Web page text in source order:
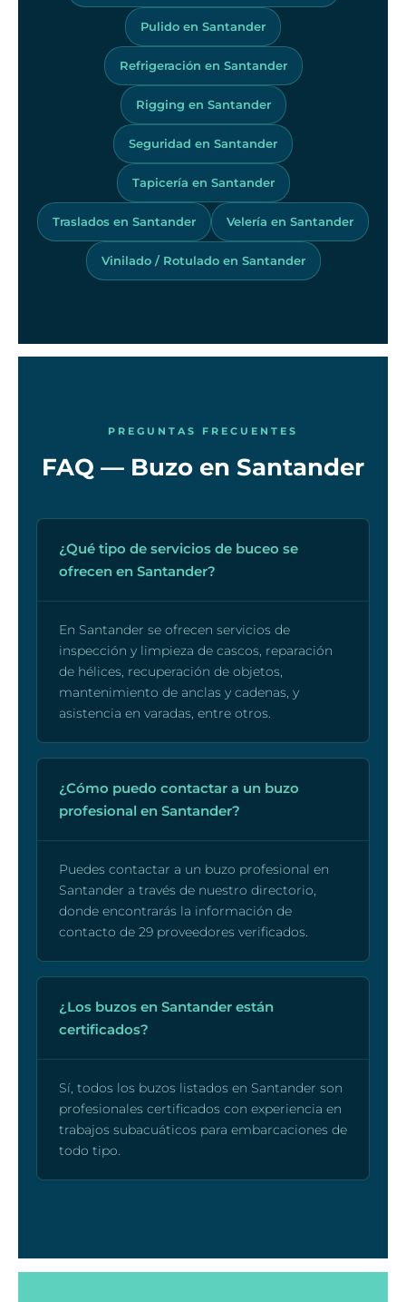
Pulido en Santander
Refrigeración en Santander
Rigging en Santander
Seguridad en Santander
Tapicería en Santander
Traslados en Santander Velería en Santander
Vinilado / Rotulado en Santander
PREGUNTAS FRECUENTES
FAQ — Buzo en Santander
¿Qué tipo de servicios de buceo se
ofrecen en Santander?
En Santander se ofrecen servicios de
inspección y limpieza de cascos, reparación
de hélices, recuperación de objetos,
mantenimiento de anclas y cadenas, y
asistencia en varadas, entre otros.
¿Cómo puedo contactar a un buzo
profesional en Santander?
Puedes contactar a un buzo profesional en
Santander a través de nuestro directorio,
donde encontrarás la información de
contacto de 29 proveedores verificados.
¿Los buzos en Santander están
certificados?
Sí, todos los buzos listados en Santander son
profesionales certificados con experiencia en
trabajos subacuáticos para embarcaciones de
todo tipo.